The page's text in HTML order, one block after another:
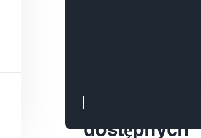
projektowania
dostępnych